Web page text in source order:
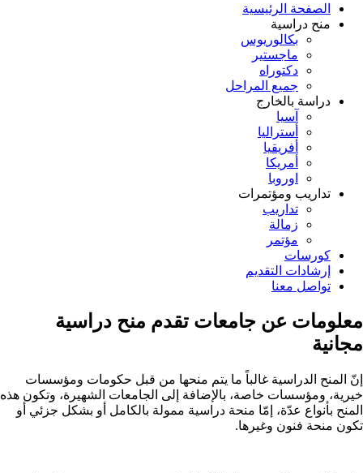
الصفحة الرئيسية
منح دراسية
بكالوريوس
ماجستير
دكتوراه
جميع المراحل
دراسة بالخارج
آسيا
أستراليا
أفريقيا
أمريكا
اوروبا
تداريب ومؤتمرات
تداريب
زمالة
مؤتمر
كورسات
إرشادات التقديم
تواصل معنا
معلومات عن جامعات تقدم منح دراسية
مجانية
إنّ المنح الدراسية غالباً ما يتم منحها من قبل حكومات ومؤسسات
خيرية، ومؤسسات خاصة، بالإضافة إلى الجامعات الشهيرة، وتكون هذه
المنح بأنواع عدّة، إمّا منحة دراسية ممولة بالكامل أو بشكل جزئي أو
تكون منحة فنون وغيرها.